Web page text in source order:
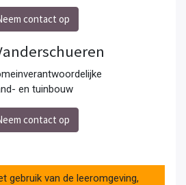
contact op
en tuinbouw
contact op
gebruik van de leeromgeving,